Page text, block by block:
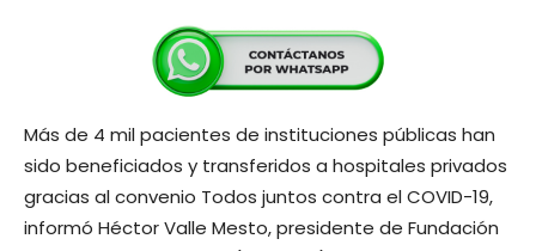
Más de 4 mil pacientes de instituciones públicas han
sido beneficiados y transferidos a hospitales privados
gracias al convenio Todos juntos contra el COVID-19,
informó Héctor Valle Mesto, presidente de Fundación